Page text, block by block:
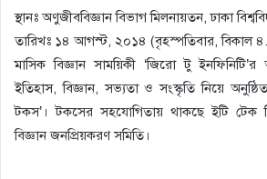
স্থানঃ অণুজীববিজ্ঞান বিভাগ মিলনায়তন, ঢাকা
তারিখঃ ১৪ আগস্ট, ২০১৪ (বৃহস্পতিবার, বিকাল
মাসিক বিজ্ঞান সাময়িকী ‘জিরো টু
ইতিহাস, বিজ্ঞান, সভ্যতা ও সংস্কৃতি নিয়ে
টকস’। টকসের সহযোগিতায় থাকছে ইটি টেক
বিজ্ঞান জনপ্রিয়করণ সমিতি।